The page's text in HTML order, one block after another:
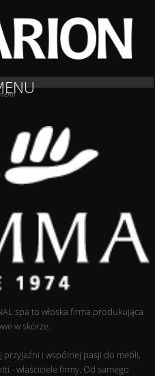
spa to włoska firma produkująca
w skórze.
przyjaźni i wspólnej pasji do mebli,
- właściciele firmy. Od samego